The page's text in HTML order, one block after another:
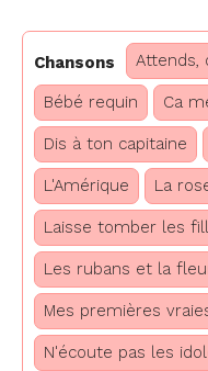
Chansons Attends,
Bébé requin Ca
Dis à ton capitaine
L'Amérique La
Laisse tomber les
Les rubans et la
Mes premières
N'écoute pas les